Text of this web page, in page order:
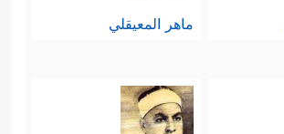
ماهر المعيقلي